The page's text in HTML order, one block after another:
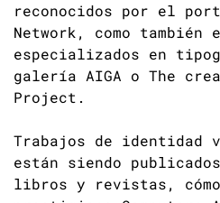
reconocidos por el
Network, como
especializados en
galería AIGA o The
Project.
Trabajos de identidad
están siendo
libros y revistas,